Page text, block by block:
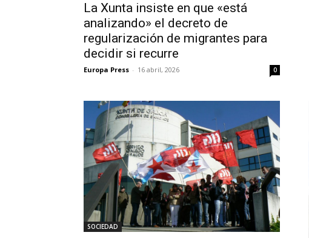
La Xunta insiste en que «está
analizando» el decreto de
regularización de migrantes para
decidir si recurre
Europa Press - 16 abril, 2026 0
SOCIEDAD